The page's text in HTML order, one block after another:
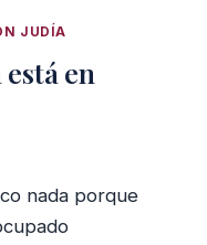
JUDÍA
en
nada porque